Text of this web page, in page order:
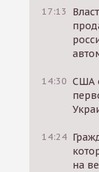
17:13
14:30 США
14:24
на